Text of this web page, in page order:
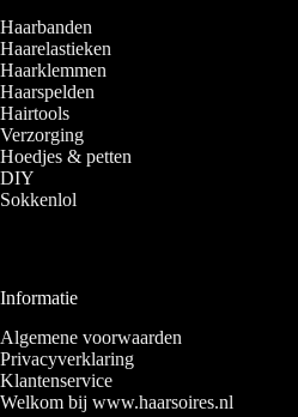
Haarbanden
Haarelastieken
Haarklemmen
Haarspelden
Hairtools
Verzorging
Hoedjes & petten
DIY
Sokkenlol
Informatie
Algemene voorwaarden
Privacyverklaring
Klantenservice
Welkom bij www.haarsoires.nl